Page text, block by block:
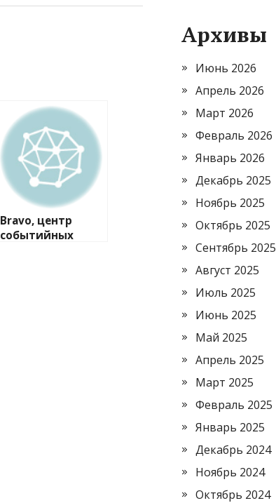
Bravo, центр
событийных
Архивы
Июнь 2026
Апрель 2026
Март 2026
Февраль 2026
Январь 2026
Декабрь 2025
Ноябрь 2025
Октябрь 2025
Сентябрь 2025
Август 2025
Июль 2025
Июнь 2025
Май 2025
Апрель 2025
Март 2025
Февраль 2025
Январь 2025
Декабрь 2024
Ноябрь 2024
Октябрь 2024